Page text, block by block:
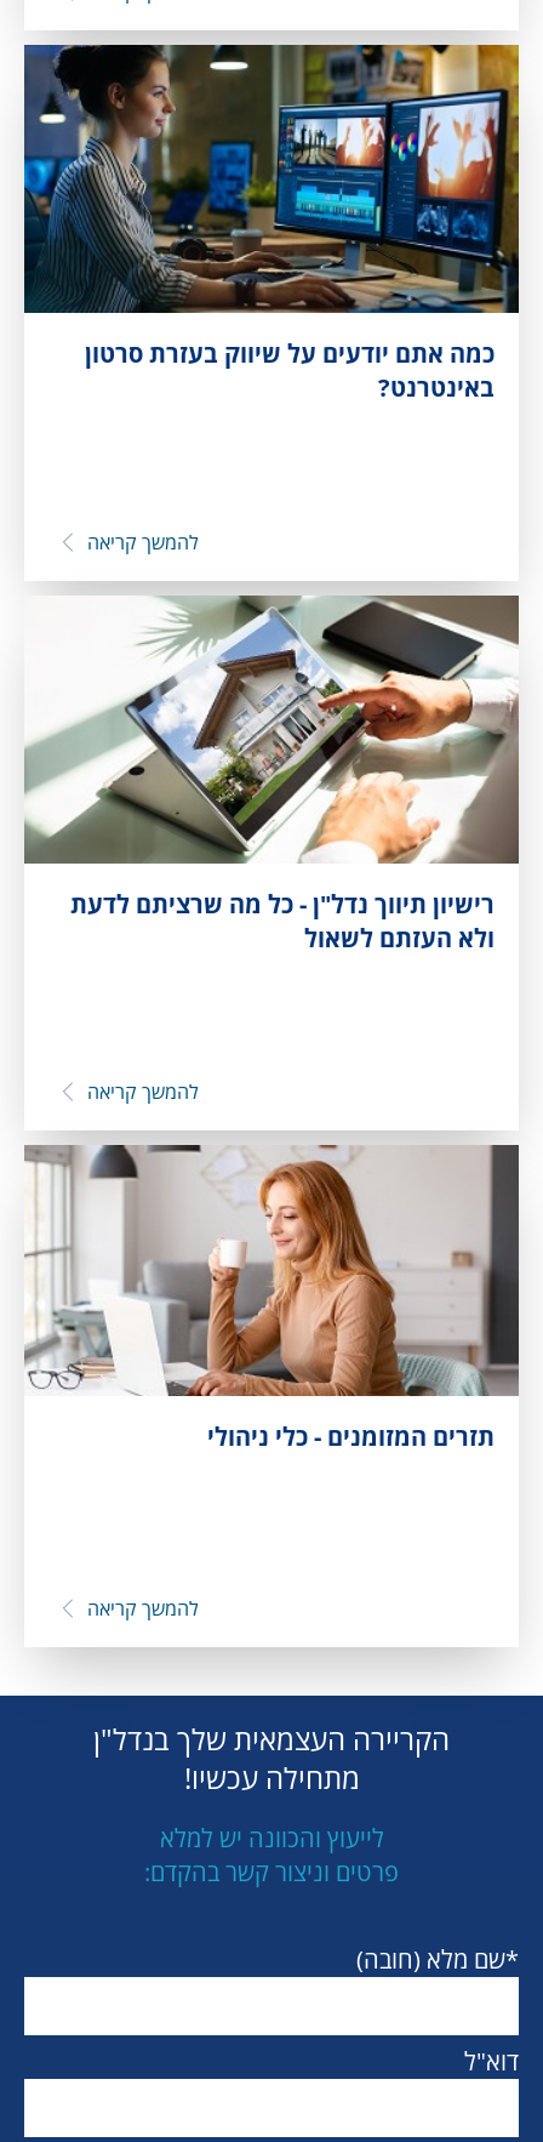
כמה אתם יודעים על שיווק בעזרת סרטון
באינטרנט?
להמשך קריאה
רישיון תיווך נדל"ן - כל מה שרציתם לדעת
ולא העזתם לשאול
להמשך קריאה
תזרים המזומנים - כלי ניהולי
להמשך קריאה
הקריירה העצמאית שלך בנדל"ן
מתחילה עכשיו!
לייעוץ והכוונה יש למלא
פרטים וניצור קשר בהקדם:
*שם מלא (חובה)
דוא"ל